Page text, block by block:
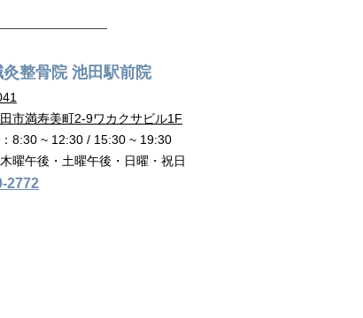
整骨院 池田駅前院
41
市満寿美町2-9ワカクサビル1F
8:30 ~ 12:30 / 15:30 ~ 19:30
曜午後・土曜午後・日曜・祝日
2772